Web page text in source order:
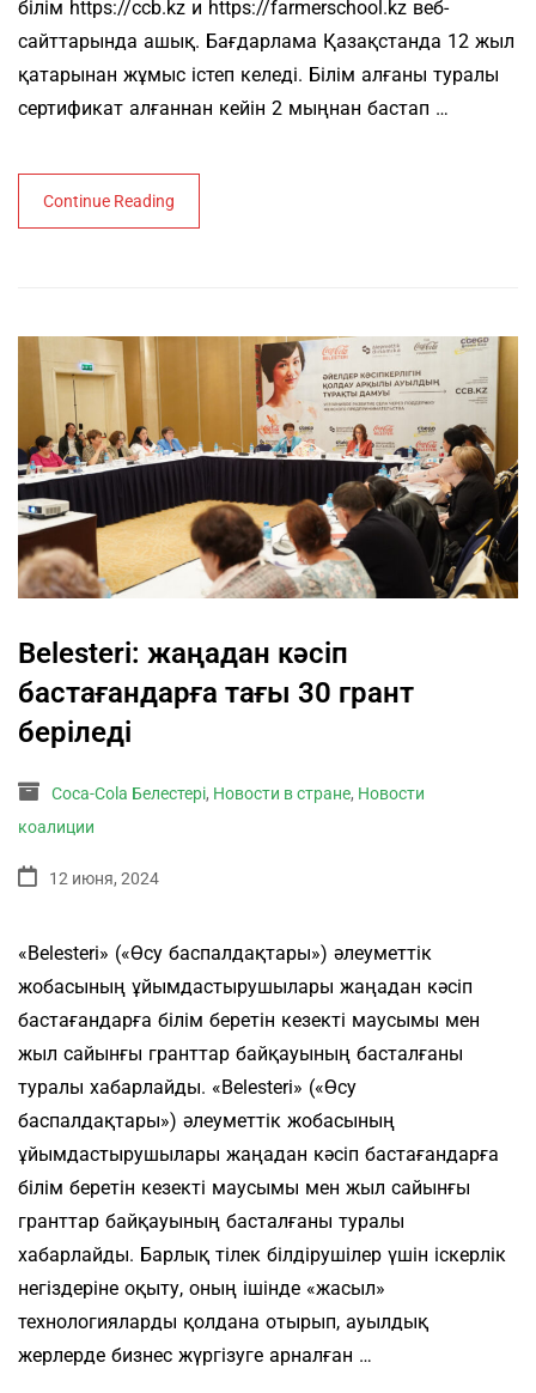
білім https://ccb.kz и https://farmerschool.kz веб-
сайттарында ашық. Бағдарлама Қазақстанда 12 жыл
қатарынан жұмыс істеп келеді. Білім алғаны туралы
сертификат алғаннан кейін 2 мыңнан бастап …
Continue Reading
Belesteri: жаңадан кәсіп
бастағандарға тағы 30 грант
беріледі
Coca-Cola Белестері, Новости в стране, Новости
коалиции
12 июня, 2024
«Belesteri» («Өсу баспалдақтары») әлеуметтік
жобасының ұйымдастырушылары жаңадан кәсіп
бастағандарға білім беретін кезекті маусымы мен
жыл сайынғы гранттар байқауының басталғаны
туралы хабарлайды. «Belesteri» («Өсу
баспалдақтары») әлеуметтік жобасының
ұйымдастырушылары жаңадан кәсіп бастағандарға
білім беретін кезекті маусымы мен жыл сайынғы
гранттар байқауының басталғаны туралы
хабарлайды. Барлық тілек білдірушілер үшін іскерлік
негіздеріне оқыту, оның ішінде «жасыл»
технологияларды қолдана отырып, ауылдық
жерлерде бизнес жүргізуге арналған …